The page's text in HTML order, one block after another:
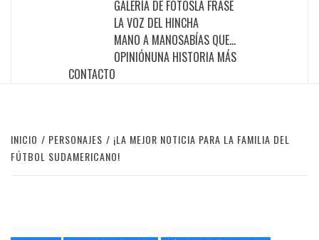
GALERÍA DE FOTOSLA FRASE
LA VOZ DEL HINCHA
MANO A MANOSABÍAS QUE…
OPINIÓNUNA HISTORIA MÁS
CONTACTO
INICIO PERSONAJES
¡LA MEJOR NOTICIA PARA LA FAMILIA DEL
FÚTBOL SUDAMERICANO!